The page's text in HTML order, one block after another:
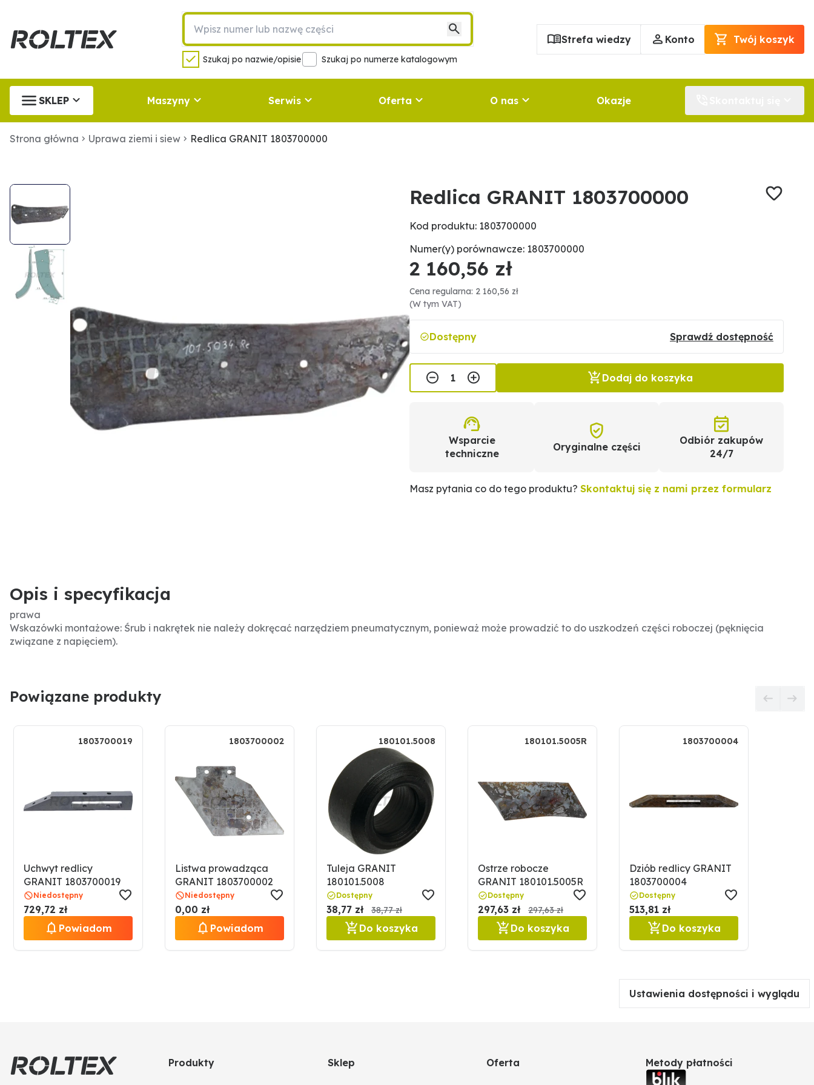
Szukaj po nazwie/opisie Szukaj po numerze katalogowym
Strefa wiedzy Konto Twój koszyk
SKLEP Maszyny Serwis Oferta O nas Okazje
Strona główna Uprawa ziemi i siew Redlica GRANIT 1803700000
Redlica GRANIT 1803700000
Kod produktu: 1803700000
Numer(y) porównawcze: 1803700000
2 160,56 zł
Cena regularna: 2 160,56 zł
(W tym VAT)
Dostępny Sprawdź dostępność
Dodaj do koszyka
Wsparcie
techniczne
Oryginalne części
Odbiór zakupów
24/7
Masz pytania co do tego produktu? Skontaktuj się z nami przez formularz
Opis i specyfikacja
prawa
Wskazówki montażowe: Śrub i nakrętek nie należy dokręcać narzędziem pneumatycznym, ponieważ może prowadzić to do uszkodzeń części roboczej (pęknięcia
związane z napięciem).
Powiązane produkty
1803700019
Uchwyt redlicy
GRANIT 1803700019
Niedostępny
729,72 zł
Powiadom
1803700002
Listwa prowadząca
GRANIT 1803700002
Niedostępny
0,00 zł
Powiadom
180101.5008
Tuleja GRANIT
180101.5008
Dostępny
38,77 zł 38,77 zł
Do koszyka
180101.5005R
Ostrze robocze
GRANIT 180101.5005R
Dostępny
297,63 zł 297,63 zł
Do koszyka
1803700004
Dziób redlicy GRANIT
1803700004
Dostępny
513,81 zł
Do koszyka
Ustawienia dostępności i wyglądu
Produkty Sklep Oferta Metody płatności